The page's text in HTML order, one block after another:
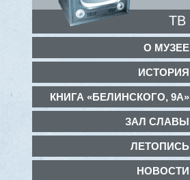
ТВ
О МУЗЕЕ
ИСТОРИЯ
КНИГА «БЕЛИНСКОГО, 9А»
ЗАЛ СЛАВЫ
ЛЕТОПИСЬ
НОВОСТИ